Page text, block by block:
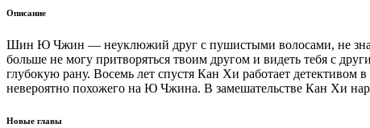
Описание
Шин Ю Чжин — неуклюжий друг с пушистыми волосами, не
больше не могу притворяться твоим другом и видеть тебя с
глубокую рану. Восемь лет спустя Кан Хи работает детективом
невероятно похожего на Ю Чжина. В замешательстве Кан Хи
Новые главы